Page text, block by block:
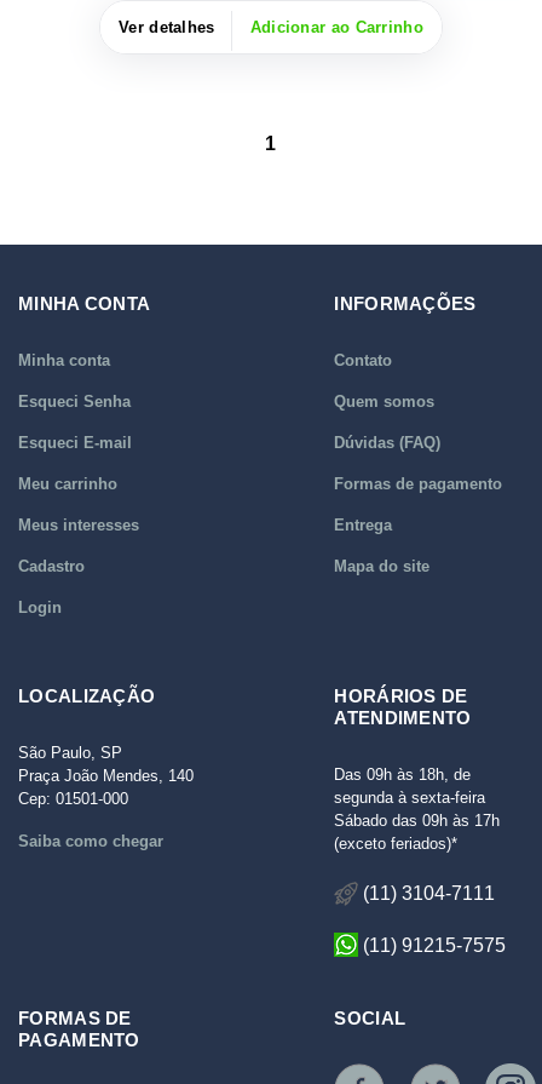
Ver detalhes Adicionar ao Carrinho
1
MINHA CONTA
Minha conta
Esqueci Senha
Esqueci E-mail
Meu carrinho
Meus interesses
Cadastro
Login
INFORMAÇÕES
Contato
Quem somos
Dúvidas (FAQ)
Formas de pagamento
Entrega
Mapa do site
LOCALIZAÇÃO
São Paulo, SP
Praça João Mendes, 140
Cep: 01501-000
Saiba como chegar
HORÁRIOS DE
ATENDIMENTO
Das 09h às 18h, de
segunda à sexta-feira
Sábado das 09h às 17h
(exceto feriados)*
(11) 3104-7111
(11) 91215-7575
FORMAS DE
PAGAMENTO
SOCIAL